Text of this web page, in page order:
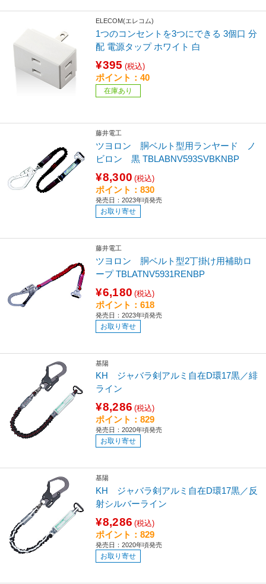
ELECOM(エレコム)
1つのコンセントを3つにできる 3個口 分
配 電源タップ ホワイト 白
¥395 (税込)
ポイント：40
在庫あり
藤井電工
ツヨロン 胴ベルト型用ランヤード ノ
ビロン 黒 TBLABNV593SVBKNBP
¥8,300 (税込)
ポイント：830
発売日：2023年頃発売
お取り寄せ
藤井電工
ツヨロン 胴ベルト型2丁掛け用補助ロ
ープ TBLATNV5931RENBP
¥6,180 (税込)
ポイント：618
発売日：2023年頃発売
お取り寄せ
基陽
KH ジャバラ剣アルミ自在D環17黒／緋
ライン
¥8,286 (税込)
ポイント：829
発売日：2020年頃発売
お取り寄せ
基陽
KH ジャバラ剣アルミ自在D環17黒／反
射シルバーライン
¥8,286 (税込)
ポイント：829
発売日：2020年頃発売
お取り寄せ